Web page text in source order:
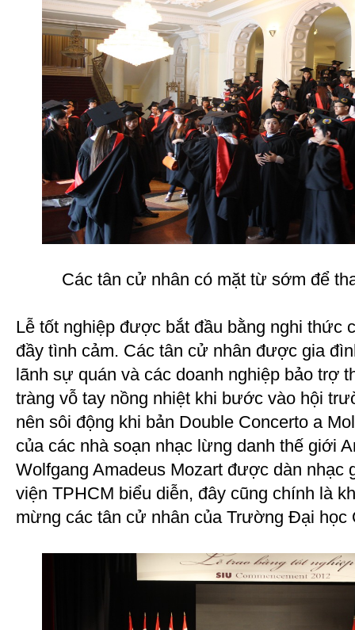
Các tân cử nhân có mặt từ sớm để
Lễ tốt nghiệp được bắt đầu bằng nghi thức
đầy tình cảm. Các tân cử nhân được gia
lãnh sự quán và các doanh nghiệp bảo trợ
tràng vỗ tay nồng nhiệt khi bước vào hội
nên sôi động khi bản Double Concerto a
của các nhà soạn nhạc lừng danh thế giới
Wolfgang Amadeus Mozart được dàn nhạc
viện TPHCM biểu diễn, đây cũng chính là
mừng các tân cử nhân của Trường Đại học